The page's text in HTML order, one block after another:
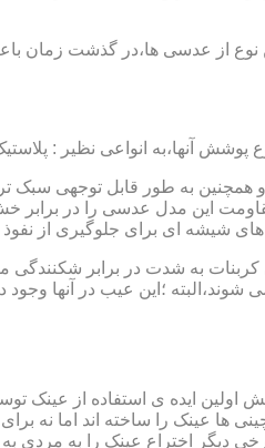
از عدسی ها،در گذشت زمان
به طور قابل توجهی سبک
این مدل عدسی را در
های شیشه ای برای جلوگیری از
به شدت در برابر شکنندگی
؛این عیب در آنها وجود
ایده ی استفاده از عینک
عینک را ساخته اند اما نه